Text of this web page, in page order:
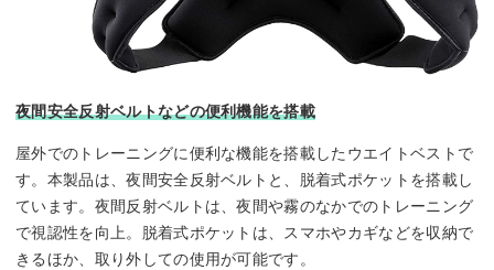
夜間安全反射ベルトなどの便利機能を搭載
屋外でのトレーニングに便利な機能を搭載したウエイトベストで
す。本製品は、夜間安全反射ベルトと、脱着式ポケットを搭載し
ています。夜間反射ベルトは、夜間や霧のなかでのトレーニング
で視認性を向上。脱着式ポケットは、スマホやカギなどを収納で
きるほか、取り外しての使用が可能です。